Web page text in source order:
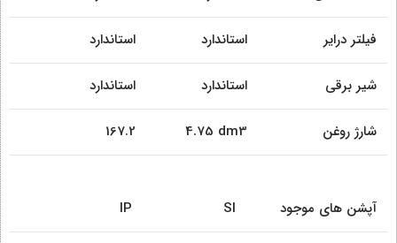
فیلتر درایر استاندارد استاندارد
شیر برقی استاندارد استاندارد
شارژ روغن 4.75 dm3
167.2
آپشن های موجود SI
IP